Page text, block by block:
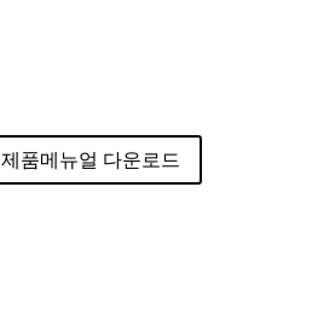
제품메뉴얼 다운로드